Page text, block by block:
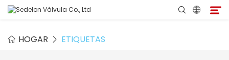
HOGAR ETIQUETAS